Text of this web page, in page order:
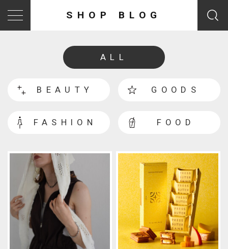
SHOP BLOG
ALL
BEAUTY GOODS
FASHION FOOD